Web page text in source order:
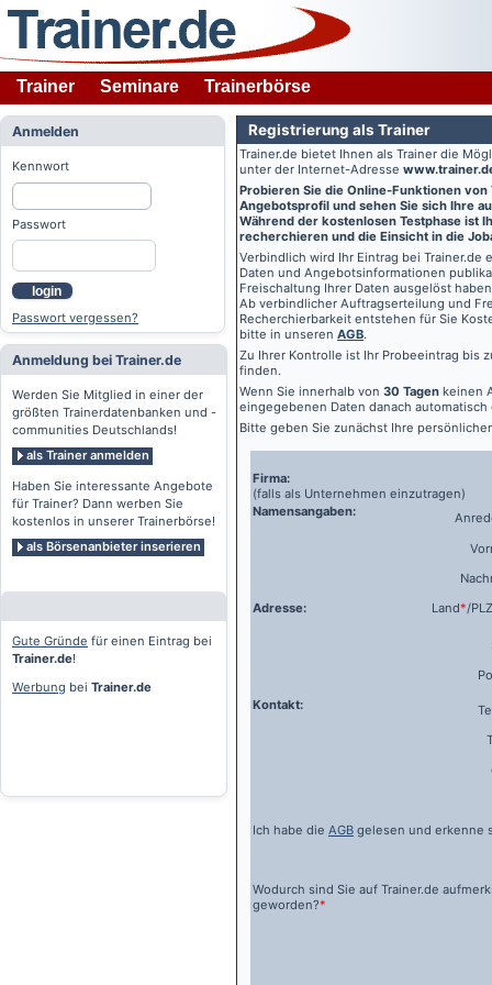
Trainer Seminare Trainerbörse
Anmelden
Kennwort
Passwort
login
Passwort vergessen?
Anmeldung bei Trainer.de
Werden Sie Mitglied in einer der
größten Trainerdatenbanken und -
communities Deutschlands!
als Trainer anmelden
Haben Sie interessante Angebote
für Trainer? Dann werben Sie
kostenlos in unserer Trainerbörse!
als Börsenanbieter inserieren
Gute Gründe für einen Eintrag bei
Trainer.de!
Werbung bei Trainer.de
Registrierung als Trainer
Trainer.de bietet Ihnen als Trainer die
unter der Internet-Adresse
Probieren Sie die Online-Funktionen von
Angebotsprofil und sehen Sie sich Ihre
Während der kostenlosen Testphase ist
recherchieren und die Einsicht in die
Verbindlich wird Ihr Eintrag bei Trainer.de
Daten und Angebotsinformationen
Freischaltung Ihrer Daten ausgelöst
Ab verbindlicher Auftragserteilung und
Recherchierbarkeit entstehen für Sie
bitte in unseren AGB.
Zu Ihrer Kontrolle ist Ihr Probeeintrag bis
finden.
Wenn Sie innerhalb von 30 Tagen keinen
eingegebenen Daten danach automatisch
Bitte geben Sie zunächst Ihre
Firma:
(falls als Unternehmen einzutragen)
Namensangaben:
Adresse:
Land*/PLZ
Kontakt:
Ich habe die AGB gelesen und erkenne
Wodurch sind Sie auf Trainer.de
geworden?*